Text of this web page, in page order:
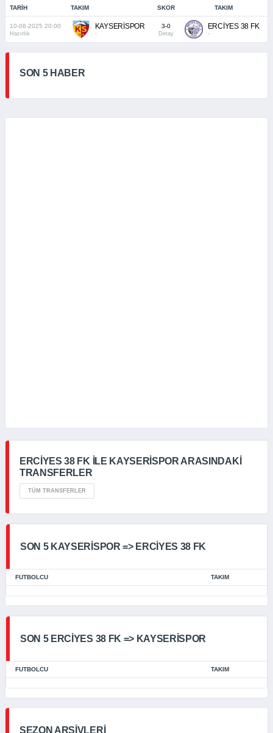
TARIH TAKIM SKOR TAKIM
10-08-2025 20:00
Hazırlık
KAYSERİSPOR
-
3-0
Detay
ERCİYES 38 FK
-
SON 5 HABER
ERCİYES 38 FK İLE KAYSERİSPOR ARASINDAKİ
TRANSFERLER
TÜM TRANSFERLER
SON 5 KAYSERİSPOR => ERCİYES 38 FK
FUTBOLCU TAKIM
SON 5 ERCİYES 38 FK => KAYSERİSPOR
FUTBOLCU TAKIM
SEZON ARŞİVLERİ